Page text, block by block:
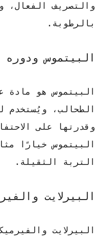
والتصريف الفعال،
بالرطوبة.
البيتموس
البيتموس هو مادة
الطحالب، ويُستخدم
وقدرتها على
البيتموس خيارًا
التربة الثقيلة.
البيرلايت
البيرلايت